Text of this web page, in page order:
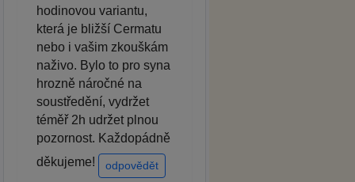
hodinovou variantu,
která je bližší Cermatu
nebo i vašim zkouškám
naživo. Bylo to pro syna
hrozně náročné na
soustředění, vydržet
téměř 2h udržet plnou
pozornost. Každopádně
děkujeme!
odpovědět